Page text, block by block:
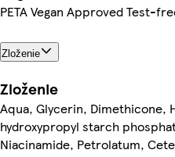
PETA Vegan Approved Test-
Zloženie
Zloženie
Aqua, Glycerin, Dimethicone,
hydroxypropyl starch
Niacinamide, Petrolatum,